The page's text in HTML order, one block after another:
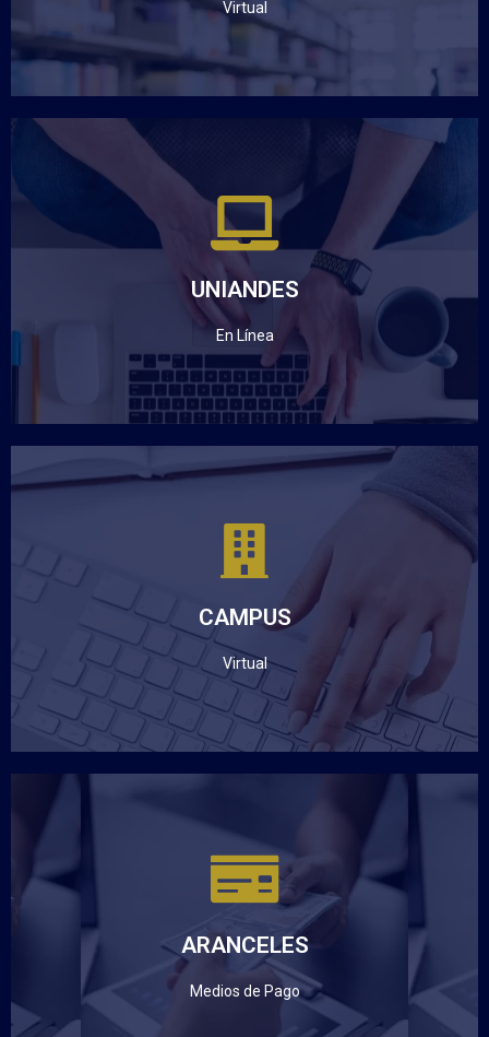
Virtual
UNIANDES
En Línea
UNIANDES
Ingresar
CAMPUS
Virtual
CAMPUS
Haz clic aquí
ARANCELES
Medios de Pago
ARANCELES
Haz clic aquí